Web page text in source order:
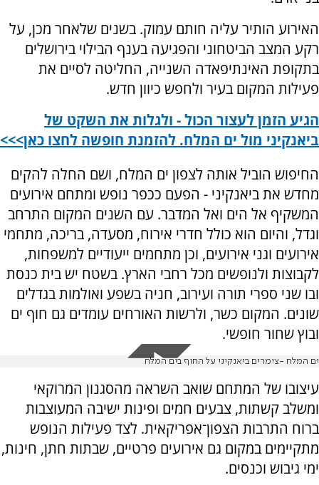
האירוע הותיר עליה חותם עמוק. בשנים שלאחר מכן, על
רקע המצב הביטחוני והפגיעה בענף הבילוי בירושלים
בתקופת האינתיפאדה השנייה, החליטה לסיים את
פעילות המקום בעיר ולחפש כיוון חדש.
הגיע הזמן לעצור הכול - ולגלות את השקט של
ביאנקיני מול ים המלח. להזמנת חופשה לחצו כאן>>>
החיפוש הוביל אותה לצפון ים המלח, ושם החלה להקים
מחדש את ביאנקיני - הפעם ככפר נופש ומתחם אירועים
המשקיף אל הים ואל המדבר. עם השנים המקום התרחב
וגדל, והיום הוא כולל חדרי אירוח, מסעדה, בריכה, מתחמי
אירועים וגני אירועים, וכן מתחמים ייעודיים למשפחות,
לקבוצות ולנופשים מכל רחבי הארץ. בשטח יש בית כנסת
ובו שני ספרי תורה ועירוב, חניה בשפע ואולמות בגדלים
שונים. המקום כשר, ולרשות האורחים עומדים גם חוף ים
ובוץ שחור חופשי.
ים המלח -צימרים ביאנקיני על החוף בים המלח
עיצובו של המתחם שואב השראה מהסגנון המרוקאי
ומשלב קשתות, צבעים חמים ופינות ישיבה המעוצבות
ברוח התרבות הצפון־אפריקאית. לצד פעילות הנופש
מתקיימים במקום גם אירועים פרטיים, שבתות חתן, חינות,
ימי גיבוש וכנסים.